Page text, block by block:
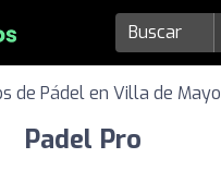
de Pádel en Villa de Mayo
Padel Pro